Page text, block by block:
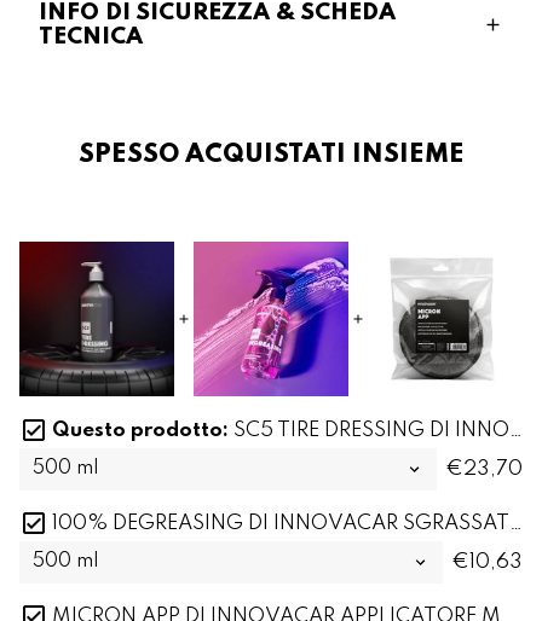
INFO DI SICUREZZA & SCHEDA
TECNICA
SPESSO ACQUISTATI INSIEME
Questo prodotto: SC5 TIRE DRESSING DI INNOVACAR DRESSING PER PNEUMATICI E NERO GOMME PER AUTO
€23,70
100% DEGREASING DI INNOVACAR SGRASSATORE PER AUTO E DEGREASER E CAR CLEANER UNIVERSALE
€10,63